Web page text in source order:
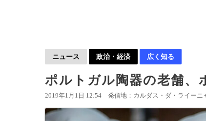
ニュース 政治・経済 広く知る
ポルトガル陶器の老舗、
2019年1月1日 12:54 発信地：カルダス・ダ・ライーニ